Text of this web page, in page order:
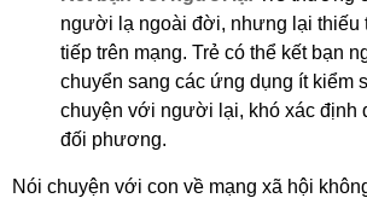
người lạ ngoài đời, nhưng lại thiếu
tiếp trên mạng. Trẻ có thể kết bạn
chuyển sang các ứng dụng ít kiểm
chuyện với người lại, khó xác định
đối phương.
Nói chuyện với con về mạng xã hội